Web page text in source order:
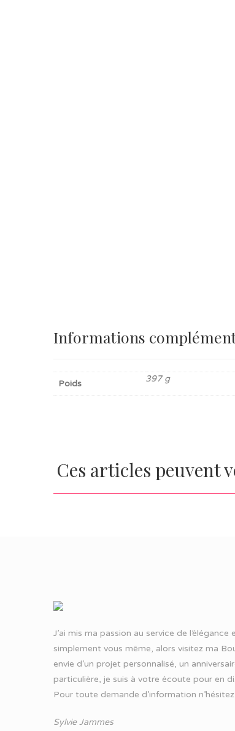
Informations
Poids 397 g
Ces articles peuvent
J’ai mis ma passion au service de
simplement vous même, alors visitez ma
envie d’un projet personnalisé, un
particulière, je suis à votre écoute pour en
Pour toute demande d’information
Sylvie Jammes